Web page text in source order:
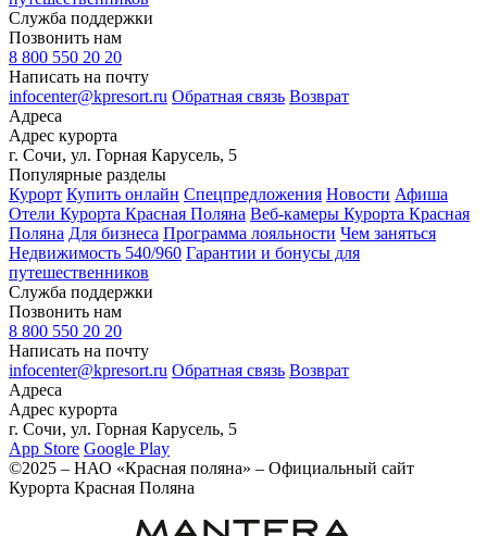
Служба поддержки
Позвонить нам
8 800 550 20 20
Написать на почту
infocenter@kpresort.ru Обратная связь Возврат
Адреса
Адрес курорта
г. Сочи, ул. Горная Карусель, 5
Популярные разделы
Курорт Купить онлайн Спецпредложения Новости Афиша
Отели Курорта Красная Поляна Веб-камеры Курорта Красная
Поляна Для бизнеса Программа лояльности Чем заняться
Недвижимость 540/960 Гарантии и бонусы для
путешественников
Служба поддержки
Позвонить нам
8 800 550 20 20
Написать на почту
infocenter@kpresort.ru Обратная связь Возврат
Адреса
Адрес курорта
г. Сочи, ул. Горная Карусель, 5
App Store Google Play
©2025 – НАО «Красная поляна» – Официальный сайт
Курорта Красная Поляна